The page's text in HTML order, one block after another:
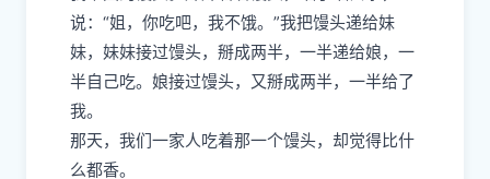
说：“姐，你吃吧，我不饿。”我把馒头递给妹
妹，妹妹接过馒头，掰成两半，一半递给娘，一
半自己吃。娘接过馒头，又掰成两半，一半给了
我。
那天，我们一家人吃着那一个馒头，却觉得比什
么都香。